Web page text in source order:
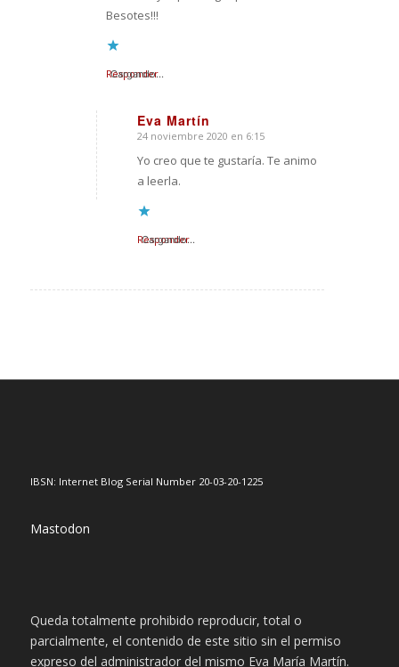
Besotes!!!
Cargando...
Responder
Eva Martín
Dice:
24 noviembre 2020 en 6:15
Yo creo que te gustaría. Te animo
a leerla.
Cargando...
Responder
IBSN: Internet Blog Serial Number 20-03-20-1225
Mastodon
Queda totalmente prohibido reproducir, total o
parcialmente, el contenido de este sitio sin el permiso
expreso del administrador del mismo Eva María Martín.